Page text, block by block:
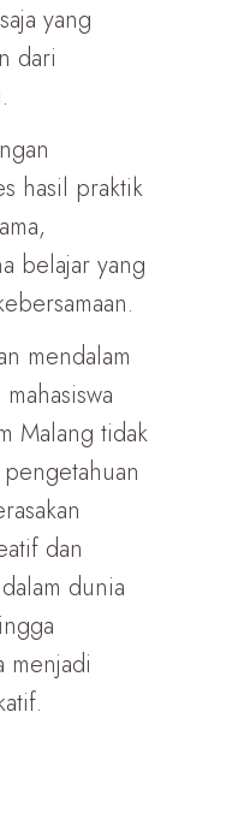
yang
dari
hasil praktik
belajar yang
mendalam
Malang tidak
dan
dunia
menjadi